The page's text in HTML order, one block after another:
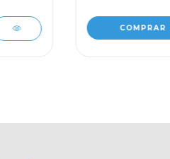
COMPRAR